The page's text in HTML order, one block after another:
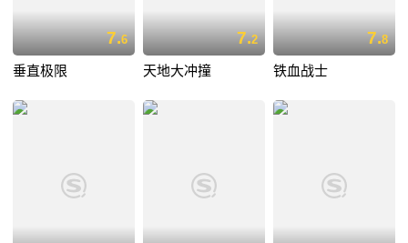
7.6
垂直极限
7.2
天地大冲撞
7.8
铁血战士